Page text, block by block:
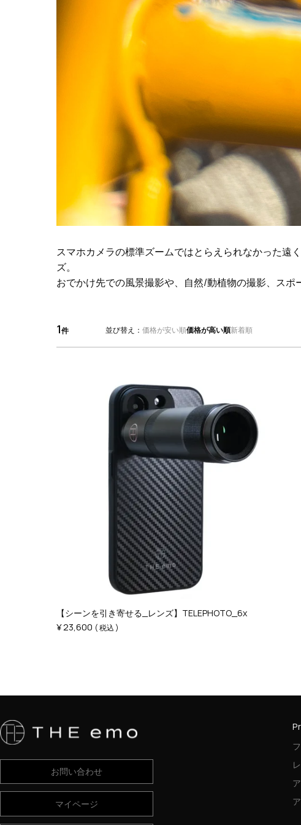
スマホカメラの標準ズームではとらえられなかった遠
ズ。
おでかけ先での風景撮影や、自然/動植物の撮影、スポ
並び替え 価格が安い順価格が高い順新着順
1
【シーンを引き寄せる_レンズ】TELEPHOTO_6x
¥23,600 税込
お問い合わせ
マイページ